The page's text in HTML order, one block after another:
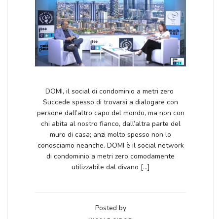
DOMI, il social di condominio a metri zero
Succede spesso di trovarsi a dialogare con
persone dall’altro capo del mondo, ma non con
chi abita al nostro fianco, dall’altra parte del
muro di casa; anzi molto spesso non lo
conosciamo neanche. DOMI è il social network
di condominio a metri zero comodamente
utilizzabile dal divano […]
Posted by